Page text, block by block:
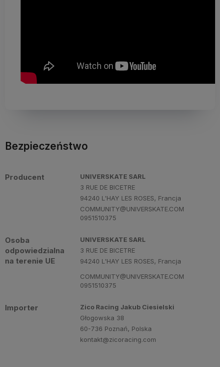
Bezpieczeństwo
Producent
UNIVERSKATE SARL
3 RUE DE BICETRE
94240 L'HAY LES ROSES, Francja
COMMUNITY@UNIVERSKATE.COM
0951510375
Osoba
odpowiedzialna
na terenie UE
UNIVERSKATE SARL
3 RUE DE BICETRE
94240 L'HAY LES ROSES, Francja
COMMUNITY@UNIVERSKATE.COM
0951510375
Importer
Zico Racing Jakub Ciesielski
Głogowska 38
60-736 Poznań, Polska
kontakt@zicoracing.com